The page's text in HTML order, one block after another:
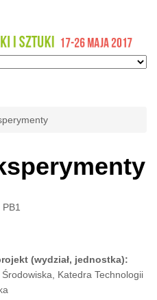
PB1
(wydział, jednostka):
Katedra Technologii